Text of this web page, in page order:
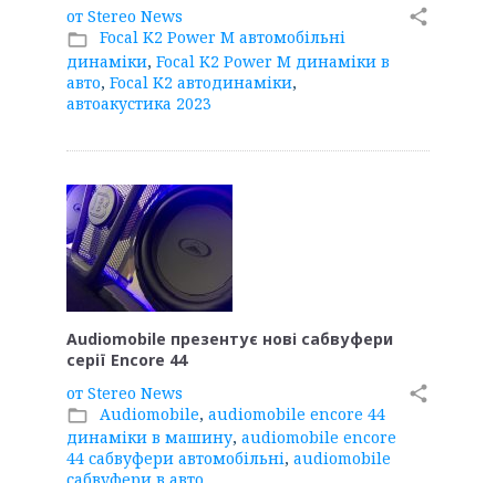
от Stereo News
folder_open Focal K2 Power M автомобільні
динаміки, Focal K2 Power M динаміки в
авто, Focal K2 автодинаміки,
автоакустика 2023
share
Audiomobile презентує нові сабвуфери
серії Encore 44
от Stereo News
folder_open Audiomobile, audiomobile encore 44
динаміки в машину, audiomobile encore
44 сабвуфери автомобільні, audiomobile
share